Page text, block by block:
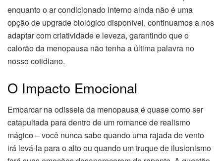
enquanto o ar condicionado interno ainda não é uma
opção de upgrade biológico disponível, continuamos a nos
adaptar com criatividade e leveza, garantindo que o
calorão da menopausa não tenha a última palavra no
nosso cotidiano.
O Impacto Emocional
Embarcar na odisseia da menopausa é quase como ser
catapultada para dentro de um romance de realismo
mágico – você nunca sabe quando uma rajada de vento
irá levá-la para o alto ou quando um truque de ilusionismo